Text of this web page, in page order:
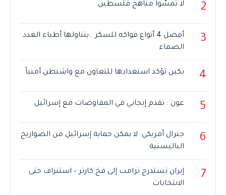
2 لا تمسّوا مناهج فلسطين
3
أفضل 4 أنواع فواكه للسكر ..يتناولها أطباء الغدد
الصماء
4 بكين تؤكد استعدادها للتعاون مع واشنطن أمنياً
5 عون : تقدم إيجابي في المفاوضات مع إسرائيل
6
جنرال أمريكي: لا يمكن حماية إسرائيل من الصواريخ
الباليستية
7
إيران تستدرج ترامب إلى فخ كارتر – استنزاف حتى
الانتخابات